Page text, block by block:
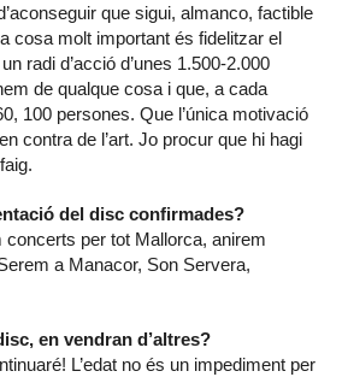
que sigui, almanco, factible
cosa molt important és fidelitzar el
radi d’acció d’unes 1.500-2.000
de qualque cosa i que, a cada
100 persones. Que l’única motivació
contra de l’art. Jo procur que hi hagi
del disc confirmades?
concerts per tot Mallorca, anirem
a Manacor, Son Servera,
en vendran d’altres?
L’edat no és un impediment per